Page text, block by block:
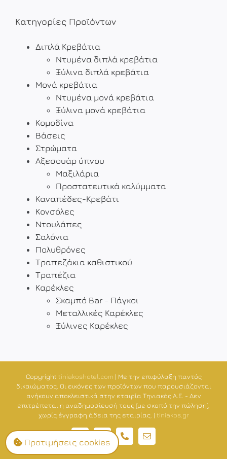
Προτιμήσεις cookies
Κατηγορίες Προϊόντων
Διπλά Κρεβάτια
Ντυμένα διπλά κρεβάτια
Ξύλινα διπλά κρεβάτια
Μονά κρεβάτια
Ντυμένα μονά κρεβάτια
Ξύλινα μονά κρεβάτια
Κομοδίνα
Βάσεις
Στρώματα
Αξεσουάρ ύπνου
Μαξιλάρια
Προστατευτικά καλύμματα
Καναπέδες-Κρεβάτι
Κονσόλες
Ντουλάπες
Σαλόνια
Πολυθρόνες
Τραπεζάκια καθιστικού
Τραπέζια
Καρέκλες
Σκαμπό Bar - Πάγκοι
Μεταλλικές Καρέκλες
Ξύλινες Καρέκλες
Copyright tiniakoshotel.com | Με την επιφύλαξη παντός
δικαιώματος. Οι εικόνες των προϊόντων που παρουσιάζονται
ανήκουν αποκλειστικά στην εταιρία Τηνιακός Α.Ε. - Δεν
επιτρέπεται η αναδημοσίευσή τους (με σκοπό την πώληση),
χωρίς έγγραφη άδεια της εταιρίας. | tiniakos.gr
GDPRΟικιακός
εξοπλισμός
Τηλέφωνο
Email